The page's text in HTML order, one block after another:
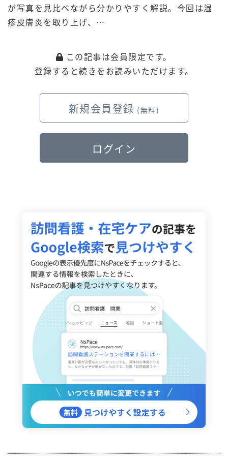
が写真を見比べながら分かりやすく解説。今回は湿
疹皮膚炎を取り上げ、…
この記事は会員限定です。
登録すると続きをお読みいただけます。
新規会員登録 (無料)
ログイン